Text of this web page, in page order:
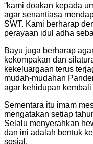
“kami doakan kepada
agar senantiasa
SWT. Kami berharap
perayaan idul adha
Bayu juga berharap
kekompakan dan
kekeluargaan terus
mudah-mudahan
agar kehidupan
Sementara itu imam
mengatakan setiap
Selalu menyerahkan
dan ini adalah bentuk
sosial.